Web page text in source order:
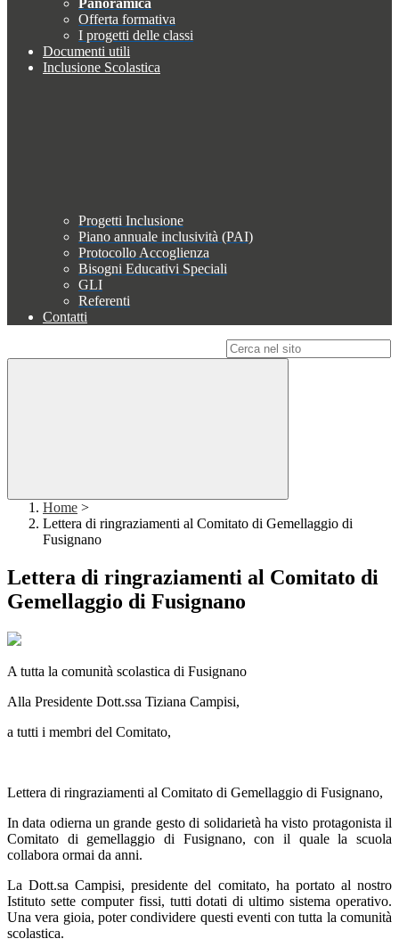
Panoramica
Offerta formativa
I progetti delle classi
Documenti utili
Inclusione Scolastica
Progetti Inclusione
Piano annuale inclusività (PAI)
Protocollo Accoglienza
Bisogni Educativi Speciali
GLI
Referenti
Contatti
Home >
Lettera di ringraziamenti al Comitato di Gemellaggio di
Fusignano
Lettera di ringraziamenti al Comitato di
Gemellaggio di Fusignano
A tutta la comunità scolastica di Fusignano
Alla Presidente Dott.ssa Tiziana Campisi,
a tutti i membri del Comitato,
Lettera di ringraziamenti al Comitato di Gemellaggio di Fusignano,
In data odierna un grande gesto di solidarietà ha visto protagonista il
Comitato di gemellaggio di Fusignano, con il quale la scuola
collabora ormai da anni.
La Dott.sa Campisi, presidente del comitato, ha portato al nostro
Istituto sette computer fissi, tutti dotati di ultimo sistema operativo.
Una vera gioia, poter condividere questi eventi con tutta la comunità
scolastica.